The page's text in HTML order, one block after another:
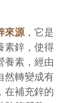
來源，它是
素鋅，使得
養素，經由
然轉變成有
在補充鋅的